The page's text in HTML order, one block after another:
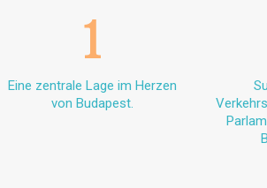
1
Eine zentrale Lage im Herzen
von Budapest.